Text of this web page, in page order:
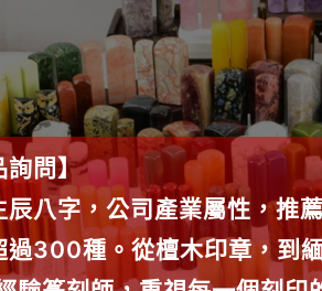
詢問】
辰八字，公司產業屬性，推
過300種。從檀木印章，到